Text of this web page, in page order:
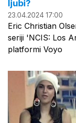
ljubi?
23.04.2024 17:00
Eric Christian
seriji 'NCIS: Los
platformi Voyo